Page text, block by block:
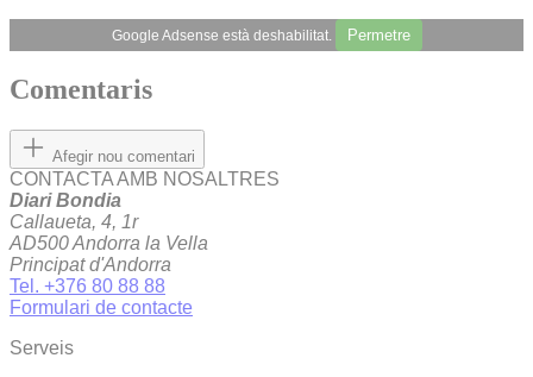
Google Adsense està deshabilitat. Permetre
Comentaris
Afegir nou comentari
CONTACTA AMB NOSALTRES
Diari Bondia
Callaueta, 4, 1r
AD500 Andorra la Vella
Principat d'Andorra
Tel. +376 80 88 88
Formulari de contacte
Serveis